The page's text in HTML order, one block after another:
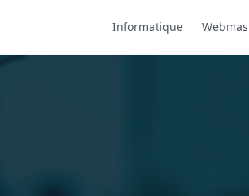
Informatique